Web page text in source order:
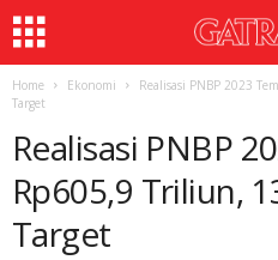
Home Ekonomi
Realisasi PNBP 2023
Target
Realisasi PNBP
Rp605,9 Triliun,
Target